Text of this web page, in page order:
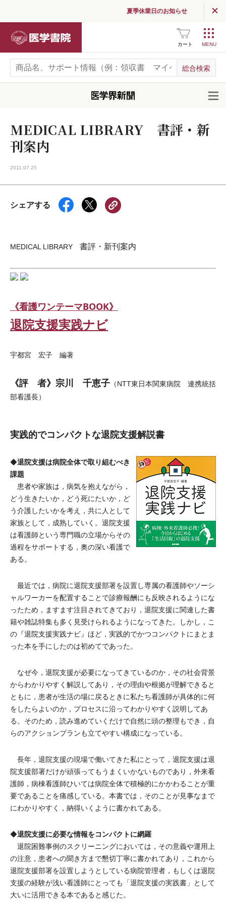
夏季休業日のお知らせ
カート
MEDICAL LIBRARY 書評・新
刊案内
2011.07.25
シェアする
MEDICAL LIBRARY 書評・新刊案内
《看護ワンテーマBOOK》
退院支援実践ナビ
宇都宮 宏子 編著
《評 者》宗川 千恵子 （NTT東日本関東病院 連携統括
部看護長）
実践的でコンパクトな退院支援解説書
◆退院支援は病院全体で取り組むべき
課題
患者や家族は，病気を抱えながら，
どう生きたいか，どう死にたいか，ど
う介護したいかを考え，共に人として
家族として，成熟していく。退院支援
は看護師という専門職の立場からその
過程をサポートする，奥の深い看護で
ある。
最近では，病院に退院支援部署を設置し専属の看護師やソーシ
ャルワーカーを配置することで診療報酬にも反映されるようにな
ったため，ますます注目されてきており，退院支援に関連した書
籍や雑誌特集も多く見受けられるようになってきた。しかし，こ
の『退院支援実践ナビ』ほど，実践的でかつコンパクトにまとま
った本を手にしたのは初めてであった。
なぜ今，退院支援が必要になってきているのか，その社会背景
からわかりやすく解説してあり，その理由や根拠が理解できると
ともに，患者が生活の場に戻るときに私たち看護師が具体的に何
をしたらよいのか，プロセスに沿ってわかりやすく説明してあ
る。そのため，読み進めていくだけで自然に頭の整理もでき，自
らのアクションプランも立てやすい構成になっている。
長年，退院支援の現場で働いてきた私にとって，退院支援は退
院支援部署だけが頑張ってもうまくいかないものであり，外来看
護師，病棟看護師ひいては病院全体で積極的にかかわることが重
要であることを痛感している。本書では，そのことが見事なまで
にわかりやすく，納得いくように書かれてある。
◆退院支援に必要な情報をコンパクトに網羅
退院困難事例のスクリーニングにおいては，その意義や運用上
の注意，患者への聞き方まで懇切丁寧に書かれてあり，これから
退院支援部署を設置しようとしている病院管理者，もしくは退院
支援の経験が浅い看護師にとっても「退院支援の実践書」として
大いに活用できる本であると感じた。